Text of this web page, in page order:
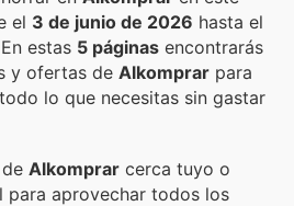
el 3 de junio de 2026 hasta el
. En estas 5 páginas encontrarás
y ofertas de Alkomprar para
lo que necesitas sin gastar
Alkomprar cerca tuyo o
para aprovechar todos los